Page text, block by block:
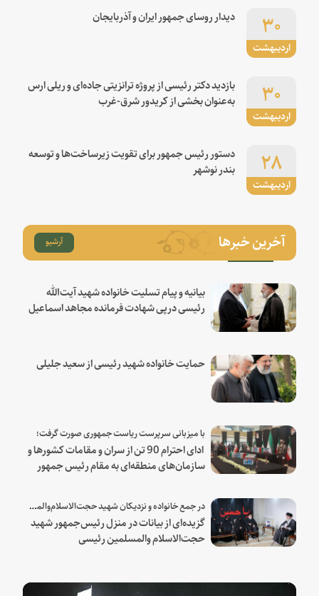
اردیبهشت
۳۰ دیدار روسای جمهور ایران و آذربایجان
اردیبهشت
۳۰
بازدید دکتر رئیسی از پروژه ترانزیتی جاده‌ای و ریلی ارس
به‌عنوان بخشی از کریدور شرق-غرب
اردیبهشت
۲۸
دستور رئیس جمهور برای تقویت زیرساخت‌ها و توسعه
بندر نوشهر
آخرین خبرها آرشیو
بیانیه و پیام تسلیت خانواده شهید آیت‌الله
رئیسی درپی شهادت فرمانده مجاهد اسماعیل
حمایت خانواده شهید رئیسی از سعید جلیلی
با میزبانی سرپرست ریاست جمهوری صورت گرفت؛
ادای احترام 90 تن از سران و مقامات کشورها و
سازمان‌های منطقه‌ای به مقام رئیس جمهور
در جمع خانواده و نزدیکان شهید حجت‌الاسلام‌والمسلمین رئیسی:
گزیده‌ای از بیانات در منزل رئیس‌جمهور شهید
حجت‌الاسلام والمسلمین رئیسی